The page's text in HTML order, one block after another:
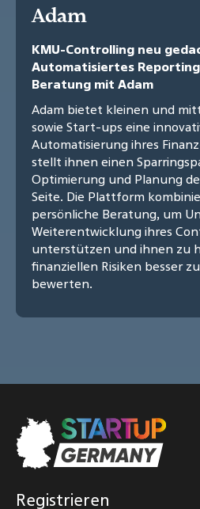
Adam
KMU-Controlling neu
Automatisiertes
Beratung mit Adam
Adam bietet kleinen und
sowie Start-ups eine
Automatisierung ihres
stellt ihnen einen
Optimierung und Planung
Seite. Die Plattform
persönliche Beratung, um
Weiterentwicklung ihres
unterstützen und ihnen zu
finanziellen Risiken besser
bewerten.
Registrieren